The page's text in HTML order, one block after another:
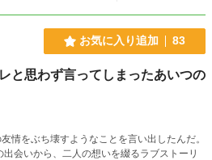
お気に入り追加 83
と思わず言ってしまったあいつの
情をぶち壊すようなことを言い出したんだ。
会いから、二人の想いを綴るラブストーリ